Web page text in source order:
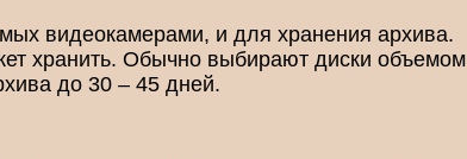
видеокамерами, и для хранения архива.
хранить. Обычно выбирают диски объемом
до 30 – 45 дней.